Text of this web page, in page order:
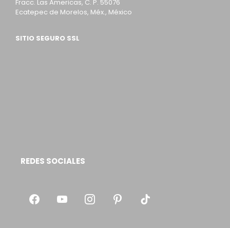
Fracc. Las Americas, C. P. 55076
Ecatepec de Morelos, Méx., México
SITIO SEGURO SSL
REDES SOCIALES